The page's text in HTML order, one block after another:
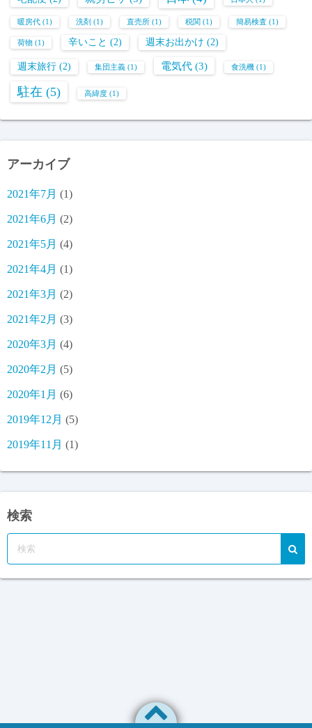
暖房代 (1) 洗剤 (1) 直売所 (1) 税関 (1) 簡易検査 (1)
荷物 (1) 辛いこと (2) 週末お出かけ (2)
週末旅行 (2) 集団主義 (1) 電気代 (3) 食洗機 (1)
駐在 (5) 高緯度 (1)
アーカイブ
2021年7月 (1)
2021年6月 (2)
2021年5月 (4)
2021年4月 (1)
2021年3月 (2)
2021年2月 (3)
2020年3月 (4)
2020年2月 (5)
2020年1月 (6)
2019年12月 (5)
2019年11月 (1)
検索